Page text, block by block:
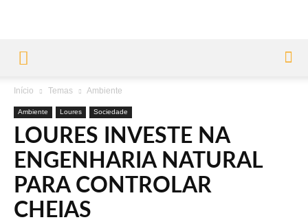
Início Temas Ambiente
Ambiente Loures Sociedade
LOURES INVESTE NA
ENGENHARIA NATURAL
PARA CONTROLAR
CHEIAS